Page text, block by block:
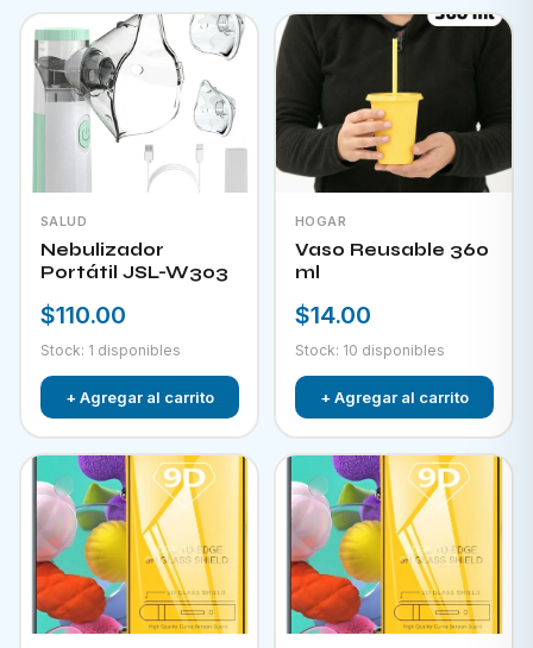
SALUD
Nebulizador
Portátil JSL-W303
$110.00
Stock: 1 disponibles
+ Agregar al carrito
HOGAR
Vaso Reusable 360
ml
$14.00
Stock: 10 disponibles
+ Agregar al carrito